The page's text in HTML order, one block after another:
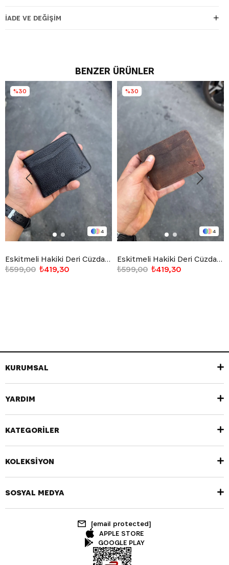
İADE VE DEĞIŞIM
BENZER ÜRÜNLER
4
Eskitmeli Hakiki Deri Cüzdan Siyah
₺419,30
₺599,00
%30
4
Eskitmeli Hakiki Deri Cüzdan Taba
₺419,30
₺599,00
%30
KURUMSAL
YARDIM
KATEGORİLER
KOLEKSİYON
SOSYAL MEDYA
[email protected]
APPLE STORE
GOOGLE PLAY